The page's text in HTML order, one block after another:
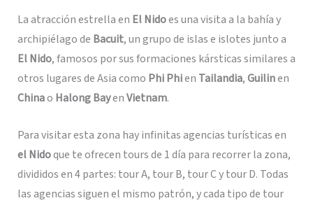
La atracción estrella en El Nidoes una visita a la bahía y
archipiélago de Bacuit, un grupo de islas e islotes junto a
El Nido, famosos por sus formaciones kársticas similares a
otros lugares de Asia como Phi Phien Tailandia,Guilinen
Chinao Halong BayenVietnam.
Para visitar esta zona hay infinitas agencias turísticas en
el Nidoque te ofrecen tours de 1 día para recorrer la zona,
divididos en 4 partes: tour A, tour B, tour C y tour D. Todas
las agencias siguen el mismo patrón, y cada tipo de tour